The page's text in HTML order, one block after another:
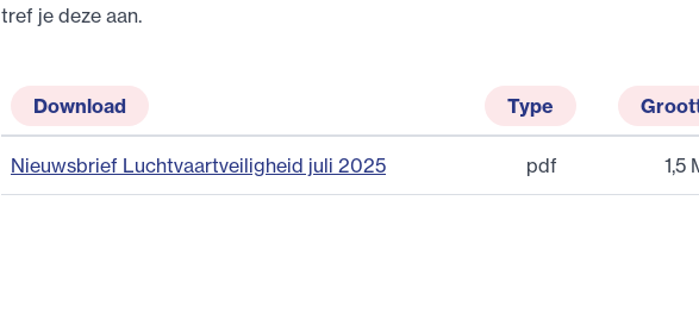
tref je deze aan.
Download Type
Nieuwsbrief Luchtvaartveiligheid juli 2025 pdf 1,5